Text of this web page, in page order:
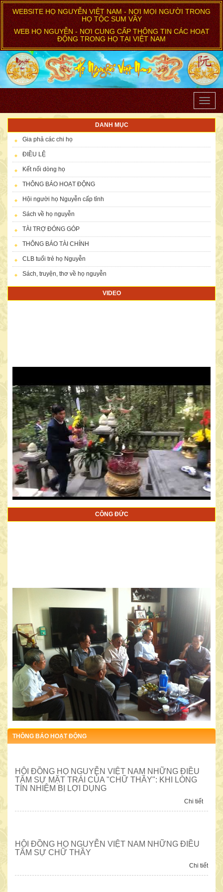
WEBSITE HỌ NGUYỄN VIỆT NAM - NƠI MỌI NGƯỜI TRONG
HỌ TỘC SUM VẦY
WEB HỌ NGUYỄN - NƠI CUNG CẤP THÔNG TIN CÁC HOẠT
ĐỘNG TRONG HỌ TẠI VIỆT NAM
Toggle
DANH MỤC
Gia phả các chi họ
ĐIỀU LỆ
Kết nối dòng họ
THÔNG BÁO HOẠT ĐỘNG
Hội người họ Nguyễn cấp tỉnh
Sách về họ nguyễn
TÀI TRỢ ĐÓNG GÓP
THÔNG BÁO TÀI CHÍNH
CLB tuổi trẻ họ Nguyễn
Sách, truyện, thơ về họ nguyễn
VIDEO
CÔNG ĐỨC
DANH SÁCH ĐƠN VỊ, CÁ NHÂN CÔNG ĐỨC CHO HỘI
tặng Hội 1.000.000đ
THÔNG BÁO HOẠT ĐỘNG
HỘI ĐỒNG HỌ NGUYỄN VIỆT NAM NHỮNG ĐIỀU
TÂM SỰ MẶT TRÁI CỦA "CHỮ THẦY": KHI LÒNG
TÍN NHIỆM BỊ LỢI DỤNG
Chi tiết
HỘI ĐỒNG HỌ NGUYỄN VIỆT NAM NHỮNG ĐIỀU
TÂM SỰ CHỮ THẦY
Chi tiết